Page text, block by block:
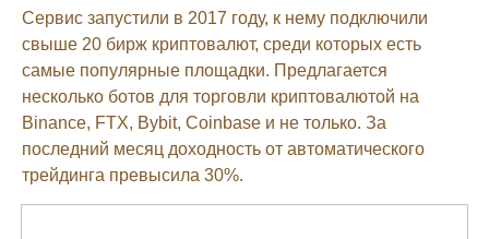
Сервис запустили в 2017 году, к нему подключили
свыше 20 бирж криптовалют, среди которых есть
самые популярные площадки. Предлагается
несколько ботов для торговли криптовалютой на
Binance, FTX, Bybit, Coinbase и не только. За
последний месяц доходность от автоматического
трейдинга превысила 30%.